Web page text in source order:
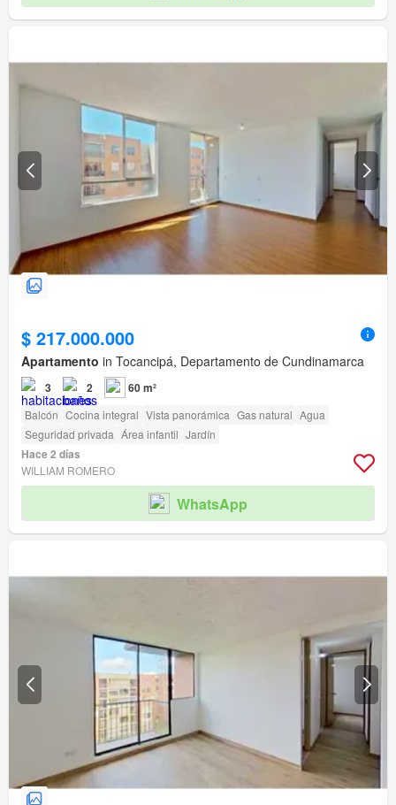
$ 217.000.000
Apartamento in Tocancipá, Departamento de Cundinamarca
3 2 60 m²
Balcón Cocina integral Vista panorámica Gas natural Agua
Seguridad privada Área infantil Jardín
Hace 2 días
WILLIAM ROMERO
WhatsApp